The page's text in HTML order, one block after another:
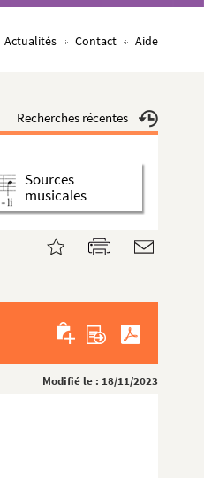
Actualités Contact Aide
Recherches récentes
Sources
musicales
Modifié le : 18/11/2023